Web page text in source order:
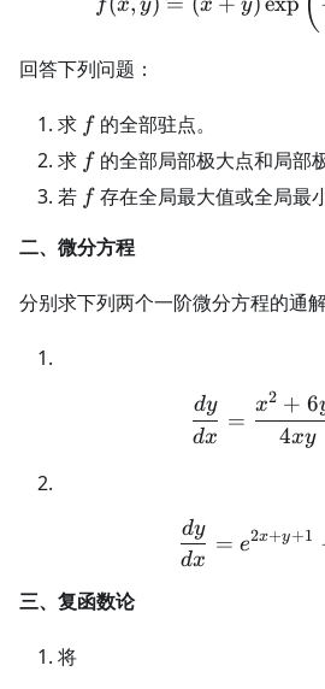
f x y x y
回答下列问题：
求 ff 的全部驻点。
求 ff 的全部局部极大点和局部
若 ff 存在全局最大值或全局最
二、微分方程
分别求下列两个一阶微分方程的通解
dx
dy
=
4xy
x2 + 6
dx
dy
= e2x+y+1
三、复函数论
将